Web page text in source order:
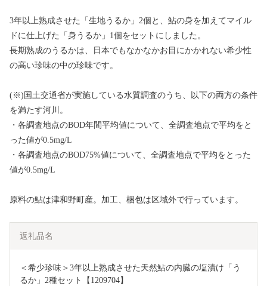
3年以上熟成させた「生地うるか」2個と、鮎の身を加えてマイル
ドに仕上げた「身うるか」1個をセットにしました。
長期熟成のうるかは、日本でもなかなかお目にかかれない希少性
の高い珍味の中の珍味です。
(※)国土交通省が実施している水質調査のうち、以下の両方の条件
を満たす河川。
・各調査地点のBOD年間平均値について、全調査地点で平均をと
った値が0.5mg/L
・各調査地点のBOD75%値について、全調査地点で平均をとった
値が0.5mg/L
原料の鮎は津和野町産。加工、梱包は区域外で行っています。
返礼品名
＜希少珍味＞3年以上熟成させた天然鮎の内臓の塩漬け「う
るか」2種セット【1209704】